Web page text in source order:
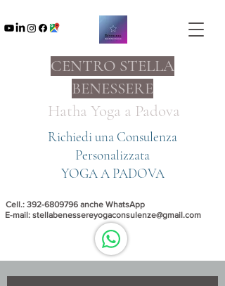
Cell.: 392-6809796 anche WhatsApp
E-mail: stellabenessereyogaconsulenze@gmail.com
CENTRO STELLA
BENESSERE
Hatha Yoga a Padova
Richiedi una Consulenza
Personalizzata
YOGA A PADOVA